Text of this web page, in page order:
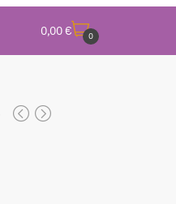
0,00 € 0